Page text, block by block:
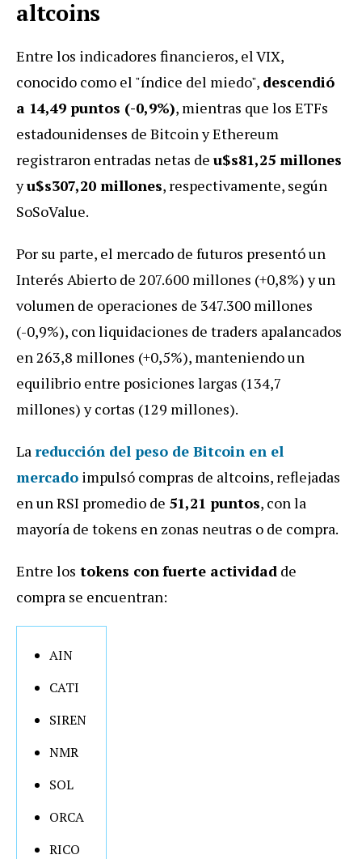
altcoins
Entre los indicadores financieros, el VIX,
conocido como el "índice del miedo", descendió
a 14,49 puntos (-0,9%), mientras que los ETFs
estadounidenses de Bitcoin y Ethereum
registraron entradas netas de u$s81,25 millones
yu$s307,20 millones, respectivamente, según
SoSoValue.
Por su parte, el mercado de futuros presentó un
Interés Abierto de 207.600 millones (+0,8%) y un
volumen de operaciones de 347.300 millones
(-0,9%), con liquidaciones de traders apalancados
en 263,8 millones (+0,5%), manteniendo un
equilibrio entre posiciones largas (134,7
millones) y cortas (129 millones).
Lareducción del peso de Bitcoin en el
mercado impulsó compras de altcoins, reflejadas
en un RSI promedio de 51,21 puntos, con la
mayoría de tokens en zonas neutras o de compra.
Entre los tokens confuerte actividad de
compra se encuentran:
AIN
CATI
SIREN
NMR
SOL
ORCA
RICO